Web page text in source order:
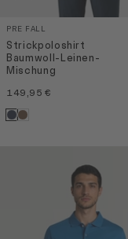
PRE FALL
Strickpoloshirt
Baumwoll-Leinen-
Mischung
149,95 €